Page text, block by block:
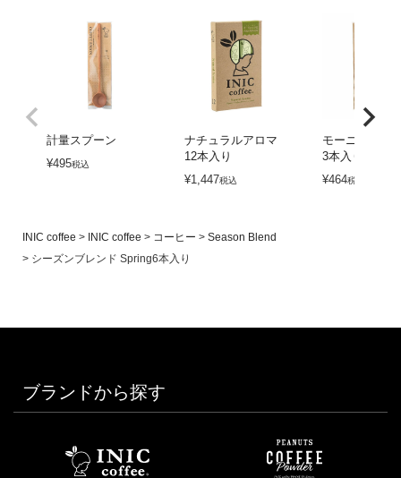
計量スプーン
¥495税込
ナチュラルアロマ
12本入り
¥1,447税込
モーニングア
3本入り
¥464税込
INIC coffee INIC coffee コーヒー
Season Blend
シーズンブレンド Spring6本入り
ブランドから探す